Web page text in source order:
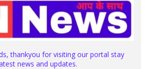
thankyou for visiting our portal stay
news and updates.